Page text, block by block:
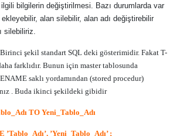
bilgilerin değiştirilmesi. Bazı durumlarda var
alan silebilir, alan adı değiştirebilir
silebiliriz.
Birinci şekil standart SQL deki gösterimidir. Fakat T-
farklıdır. Bunun için master tablosunda
saklı yordamından (stored procedur)
. Buda ikinci şekildeki gibidir
TO Yeni_Tablo_Adı
’Yeni_Tablo_Adı’ ;